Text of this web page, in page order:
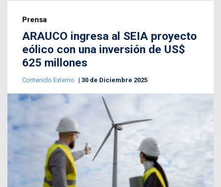
Prensa
ARAUCO ingresa al SEIA proyecto
eólico con una inversión de US$
625 millones
Contenido Externo 30 de Diciembre 2025